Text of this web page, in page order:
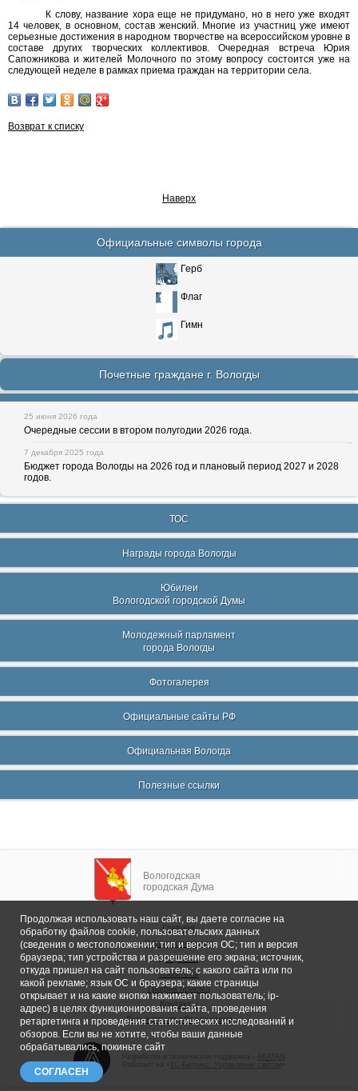
К слову, название хора еще не придумано, но в него уже входят
14 человек, в основном, состав женский. Многие из участниц уже имеют
серьезные достижения в народном творчестве на всероссийском уровне в
составе других творческих коллективов. Очередная встреча Юрия
Сапожникова и жителей Молочного по этому вопросу состоится уже на
следующей неделе в рамках приема граждан на территории села.
Возврат к списку
Наверх
Официальные символы города
Герб
Флаг
Гимн
Почетные граждане г. Вологды
25 июня 2026 года
Очередные сессии в втором полугодии 2026 года.
7 декабря 2025 года
Бюджет города Вологды на 2026 год и плановый период 2027 и 2028
годов.
ТОС
Награды города Вологды
Юбилеи
Вологодской городской Думы
Молодежный парламент
города Вологды
Фотогалерея
Официальные сайты РФ
Официальная Вологда
Полезные ссылки
Вологодская
городская Дума
Главная
Общие сведения
Депутаты
Комитеты
График приема
Контакты
Депутатские объединения
1С-Битрикс: Управление сайтом
Продолжая использовать наш сайт, вы даете согласие на
обработку файлов cookie, пользовательских данных
(сведения о местоположении; тип и версия ОС; тип и версия
браузера; тип устройства и разрешение его экрана; источник,
откуда пришел на сайт пользователь; с какого сайта или по
какой рекламе; язык ОС и браузера; какие страницы
открывает и на какие кнопки нажимает пользователь; ip-
адрес) в целях функционирования сайта, проведения
ретаргетинга и проведения статистических исследований и
обзоров. Если вы не хотите, чтобы ваши данные
обрабатывались, покиньте сайт
СОГЛАСЕН